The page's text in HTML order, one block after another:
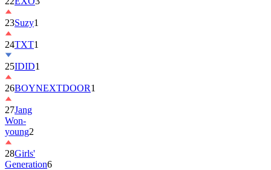
23Suzy1
24TXT1
25IDID1
26BOYNEXTDOOR1
27Jang
Won-
young2
28Girls'
Generation6